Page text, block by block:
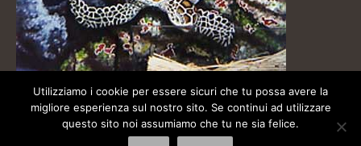
Utilizziamo i cookie per essere sicuri che tu possa avere la
migliore esperienza sul nostro sito. Se continui ad utilizzare
questo sito noi assumiamo che tu ne sia felice.